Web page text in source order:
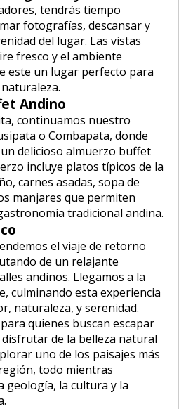
tendrás tiempo
fotografías, descansar y
del lugar. Las vistas
fresco y el ambiente
este un lugar perfecto para
Andino
continuamos nuestro
o Combapata, donde
delicioso almuerzo buffet
incluye platos típicos de la
carnes asadas, sopa de
manjares que permiten
tradicional andina.
el viaje de retorno
de un relajante
andinos. Llegamos a la
culminando esta experiencia
naturaleza, y serenidad.
quienes buscan escapar
de la belleza natural
uno de los paisajes más
todo mientras
geología, la cultura y la